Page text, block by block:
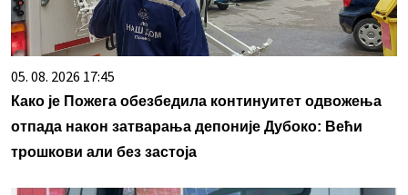
05. 08. 2026 17:45
Како је Пожега обезбедила континуитет одвожења
отпада након затварања депоније Дубоко: Већи
трошкови али без застоја